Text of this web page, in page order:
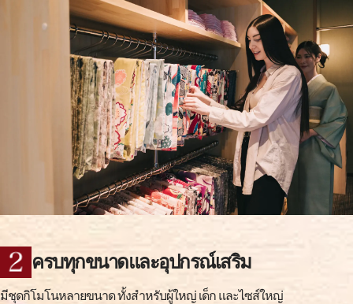
ครบทุกขนาดและอุปกรณ์เสริม
มีชุดกิโมโนหลายขนาด ทั้งสำหรับผู้ใหญ่ เด็ก และไซส์ใหญ่